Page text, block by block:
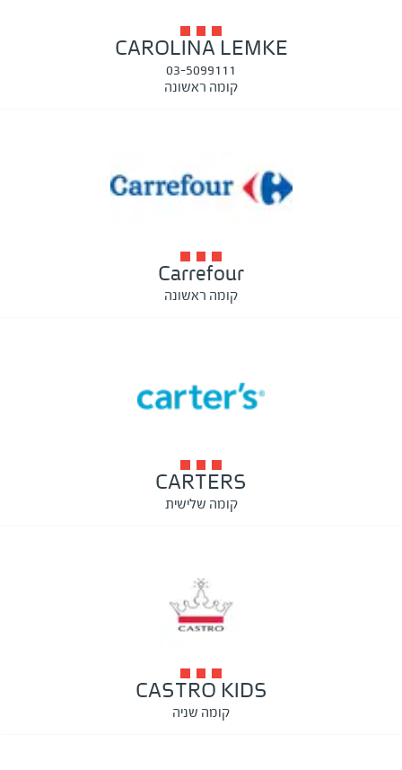
CAROLINA LEMKE
03-5099111
קומה ראשונה
Carrefour
קומה ראשונה
CARTERS
קומה שלישית
CASTRO KIDS
קומה שניה